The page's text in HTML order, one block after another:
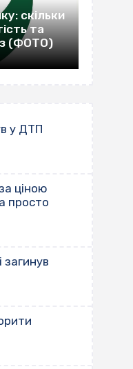
скільки
та
(ФОТО)
у ДТП
ціною
просто